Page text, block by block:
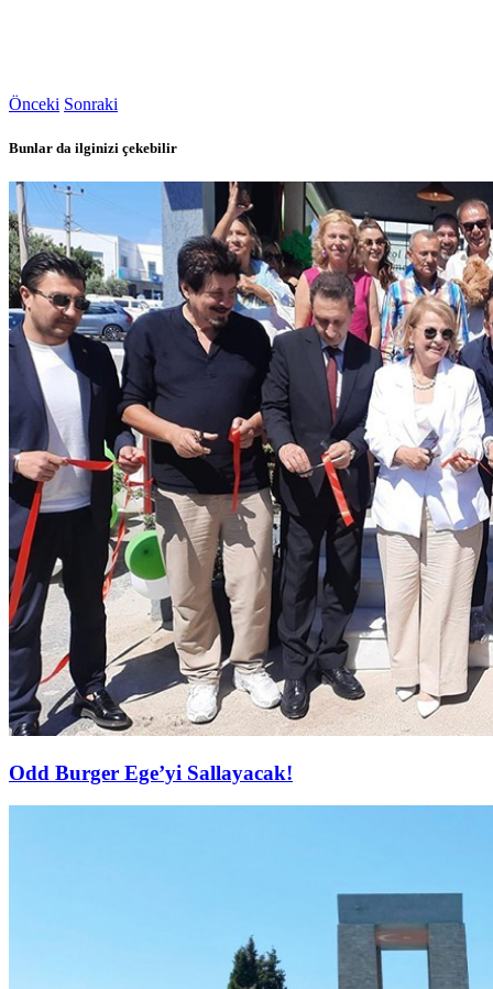
Önceki Sonraki
Bunlar da ilginizi çekebilir
Odd Burger Ege’yi Sallayacak!